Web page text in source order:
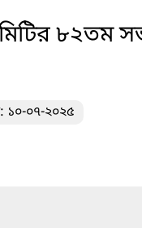
৮২তম
১০-০৭-২০২৫